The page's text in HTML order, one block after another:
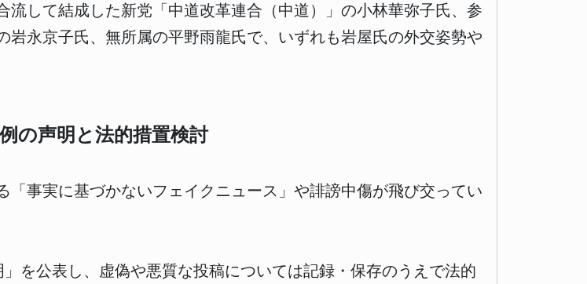
して結成した新党「中道改革連合（中道）」の小林華弥子氏、参
永京子氏、無所属の平野雨龍氏で、いずれも岩屋氏の外交姿勢や
の声明と法的措置検討
事実に基づかないフェイクニュース」や誹謗中傷が飛び交ってい
を公表し、虚偽や悪質な投稿については記録・保存のうえで法的